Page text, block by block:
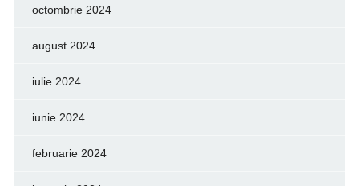
octombrie 2024
august 2024
iulie 2024
iunie 2024
februarie 2024